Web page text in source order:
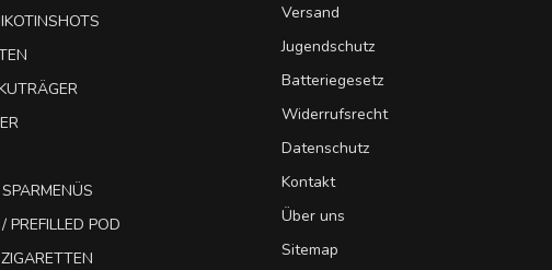
PREFILLED POD
Versand
Jugendschutz
Batteriegesetz
Widerrufsrecht
Datenschutz
Kontakt
Über uns
Sitemap